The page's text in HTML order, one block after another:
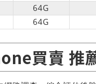
64G
64G
買賣 推